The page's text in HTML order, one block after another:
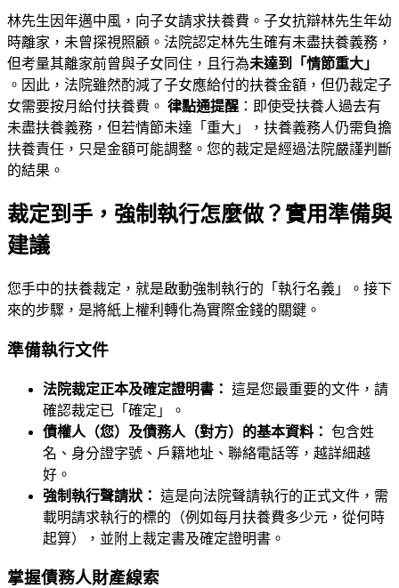
林先生因年邁中風，向子女請求扶養費。子女抗辯林先生年幼
時離家，未曾探視照顧。法院認定林先生確有未盡扶養義務，
但考量其離家前曾與子女同住，且行為未達到「情節重大」
。因此，法院雖然酌減了子女應給付的扶養金額，但仍裁定子
女需要按月給付扶養費。 律點通提醒 ：即使受扶養人過去有
未盡扶養義務，但若情節未達「重大」，扶養義務人仍需負擔
扶養責任，只是金額可能調整。您的裁定是經過法院嚴謹判斷
的結果。
裁定到手，強制執行怎麼做？實用準備與
建議
您手中的扶養裁定，就是啟動強制執行的「執行名義」。接下
來的步驟，是將紙上權利轉化為實際金錢的關鍵。
準備執行文件
法院裁定正本及確定證明書： 這是您最重要的文件，請
確認裁定已「確定」。
債權人（您）及債務人（對方）的基本資料： 包含姓
名、身分證字號、戶籍地址、聯絡電話等，越詳細越
好。
強制執行聲請狀： 這是向法院聲請執行的正式文件，需
載明請求執行的標的（例如每月扶養費多少元，從何時
起算），並附上裁定書及確定證明書。
掌握債務人財產線索